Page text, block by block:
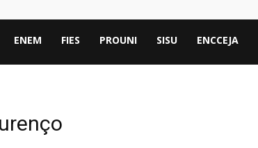
ENEM FIES PROUNI SISU ENCCEJA